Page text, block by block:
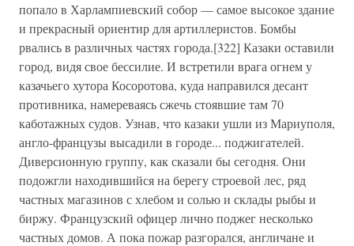
попало в Харлампиевский собор — самое высокое здание
и прекрасный ориентир для артиллеристов. Бомбы
рвались в различных частях города.[322] Казаки оставили
город, видя свое бессилие. И встретили врага огнем у
казачьего хутора Косоротова, куда направился десант
противника, намереваясь сжечь стоявшие там 70
каботажных судов. Узнав, что казаки ушли из Мариуполя,
англо-французы высадили в городе... поджигателей.
Диверсионную группу, как сказали бы сегодня. Они
подожгли находившийся на берегу строевой лес, ряд
частных магазинов с хлебом и солью и склады рыбы и
биржу. Французский офицер лично поджег несколько
частных домов. А пока пожар разгорался, англичане и